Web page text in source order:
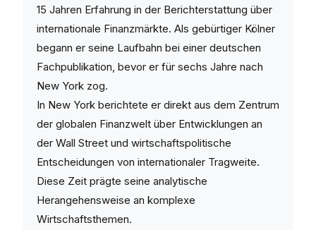
15 Jahren Erfahrung in der Berichterstattung über
internationale Finanzmärkte. Als gebürtiger Kölner
begann er seine Laufbahn bei einer deutschen
Fachpublikation, bevor er für sechs Jahre nach
New York zog.
In New York berichtete er direkt aus dem Zentrum
der globalen Finanzwelt über Entwicklungen an
der Wall Street und wirtschaftspolitische
Entscheidungen von internationaler Tragweite.
Diese Zeit prägte seine analytische
Herangehensweise an komplexe
Wirtschaftsthemen.